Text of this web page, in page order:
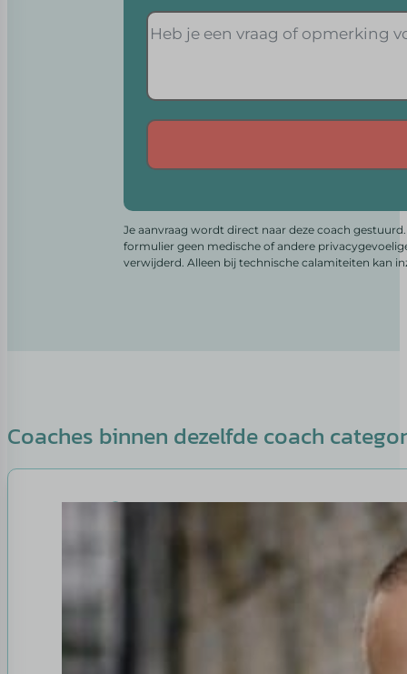
Je aanvraag wordt direct naar deze coach
formulier geen medische of andere
verwijderd. Alleen bij technische calamiteiten kan
Coaches binnen dezelfde coach